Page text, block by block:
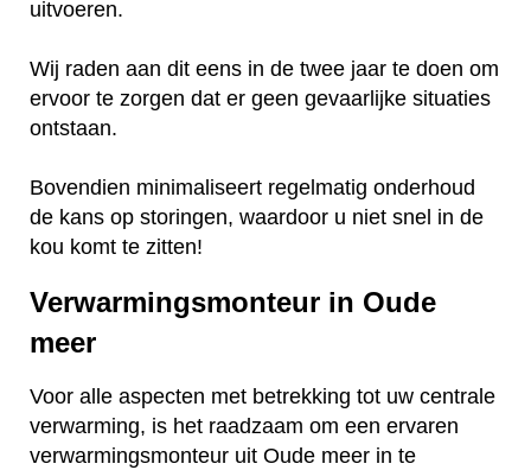
uitvoeren.
Wij raden aan dit eens in de twee jaar te doen om
ervoor te zorgen dat er geen gevaarlijke situaties
ontstaan.
Bovendien minimaliseert regelmatig onderhoud
de kans op storingen, waardoor u niet snel in de
kou komt te zitten!
Verwarmingsmonteur in Oude
meer
Voor alle aspecten met betrekking tot uw centrale
verwarming, is het raadzaam om een ervaren
verwarmingsmonteur uit Oude meer in te